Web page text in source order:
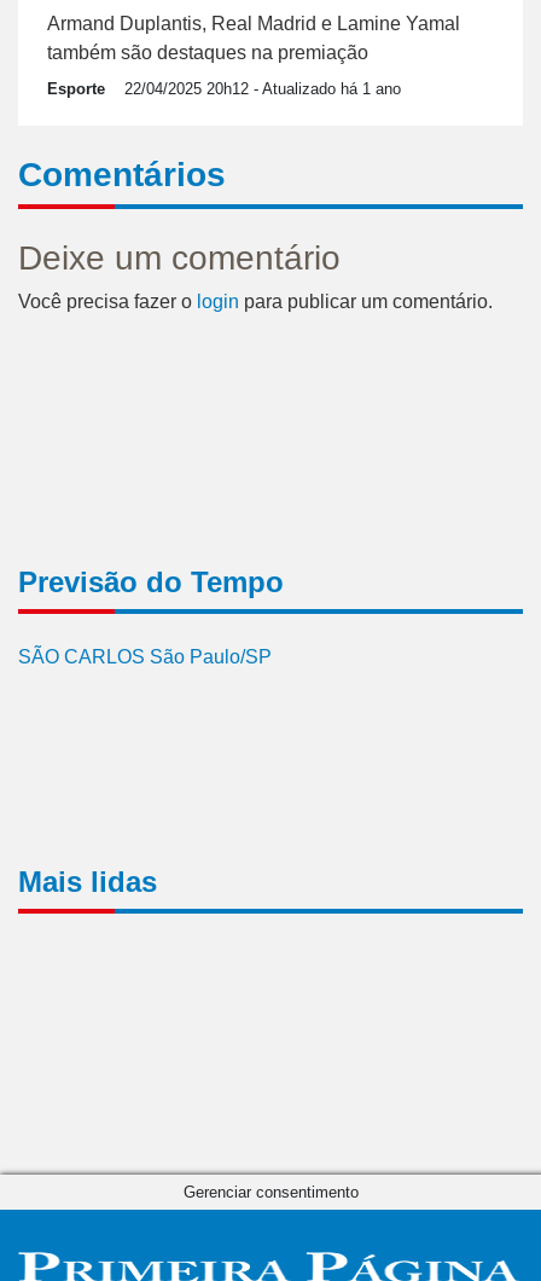
Armand Duplantis, Real Madrid e Lamine Yamal
também são destaques na premiação
Esporte 22/04/2025 20h12 - Atualizado há 1 ano
Comentários
Deixe um comentário
Você precisa fazer o login para publicar um comentário.
Previsão do Tempo
SÃO CARLOS São Paulo/SP
Mais lidas
Gerenciar consentimento